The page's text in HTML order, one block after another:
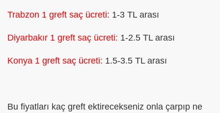
Trabzon 1 greft saç ücreti: 1-3 TL arası
Diyarbakır 1 greft saç ücreti: 1-2.5 TL arası
Konya 1 greft saç ücreti: 1.5-3.5 TL arası
Bu fiyatları kaç greft ektirecekseniz onla çarpıp ne